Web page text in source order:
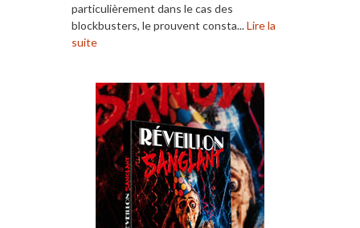
particulièrement dans le cas des
blockbusters, le prouvent consta...Lire la
suite